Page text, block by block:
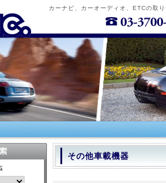
カーナビ、カーオーディオ、ETCの取
その他車載機器